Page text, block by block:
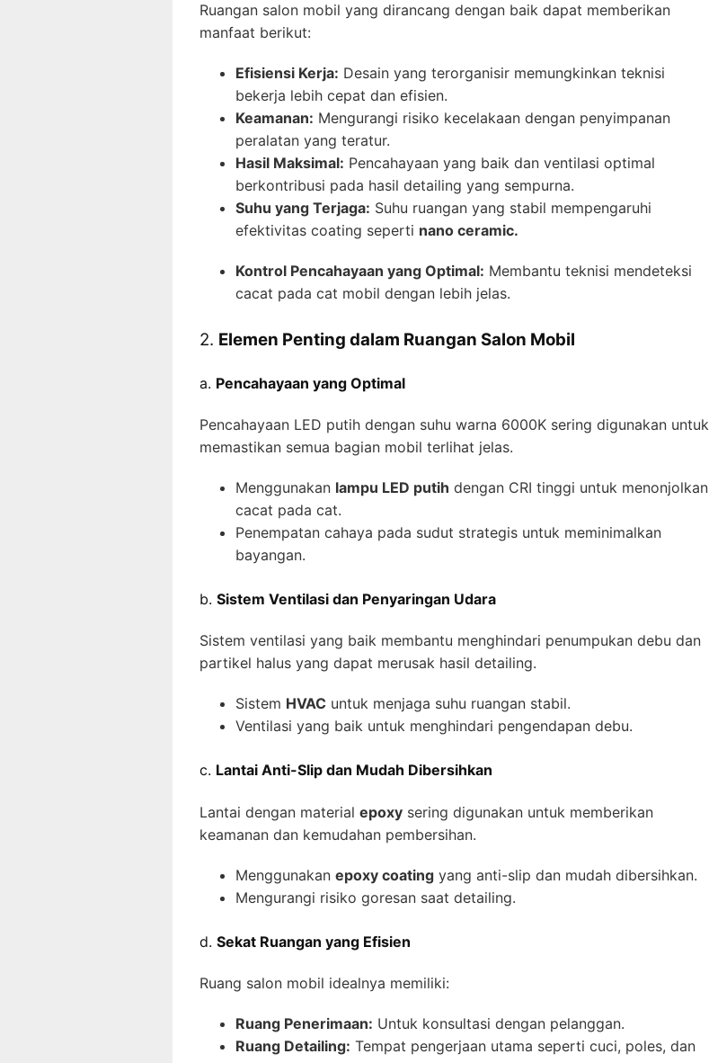
Ruangan salon mobil yang dirancang dengan baik dapat memberikan
manfaat berikut:
Efisiensi Kerja: Desain yang terorganisir memungkinkan teknisi
bekerja lebih cepat dan efisien.
Keamanan: Mengurangi risiko kecelakaan dengan penyimpanan
peralatan yang teratur.
Hasil Maksimal: Pencahayaan yang baik dan ventilasi optimal
berkontribusi pada hasil detailing yang sempurna.
Suhu yang Terjaga: Suhu ruangan yang stabil mempengaruhi
efektivitas coating seperti nano ceramic.
Kontrol Pencahayaan yang Optimal: Membantu teknisi mendeteksi
cacat pada cat mobil dengan lebih jelas.
2. Elemen Penting dalam Ruangan Salon Mobil
a. Pencahayaan yang Optimal
Pencahayaan LED putih dengan suhu warna 6000K sering digunakan untuk
memastikan semua bagian mobil terlihat jelas.
Menggunakan lampu LED putih dengan CRI tinggi untuk menonjolkan
cacat pada cat.
Penempatan cahaya pada sudut strategis untuk meminimalkan
bayangan.
b. Sistem Ventilasi dan Penyaringan Udara
Sistem ventilasi yang baik membantu menghindari penumpukan debu dan
partikel halus yang dapat merusak hasil detailing.
Sistem HVAC untuk menjaga suhu ruangan stabil.
Ventilasi yang baik untuk menghindari pengendapan debu.
c. Lantai Anti-Slip dan Mudah Dibersihkan
Lantai dengan material epoxy sering digunakan untuk memberikan
keamanan dan kemudahan pembersihan.
Menggunakan epoxy coating yang anti-slip dan mudah dibersihkan.
Mengurangi risiko goresan saat detailing.
d. Sekat Ruangan yang Efisien
Ruang salon mobil idealnya memiliki:
Ruang Penerimaan: Untuk konsultasi dengan pelanggan.
Ruang Detailing: Tempat pengerjaan utama seperti cuci, poles, dan